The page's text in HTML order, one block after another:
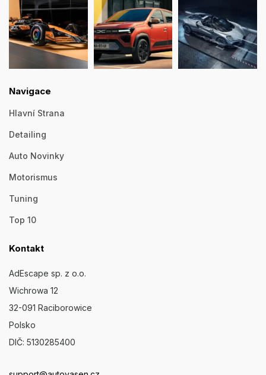
Navigace
Hlavní Strana
Detailing
Auto Novinky
Motorismus
Tuning
Top 10
Kontakt
AdEscape sp. z o.o.
Wichrowa 12
32-091 Raciborowice
Polsko
DIČ: 5130285400